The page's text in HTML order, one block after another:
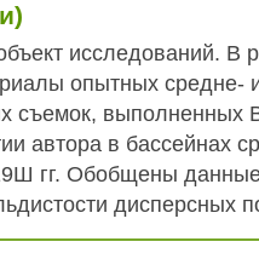
исследований. В
опытных средне-
съемок,
автора в бассейнах
гг. Обобщены данные
дисперсных